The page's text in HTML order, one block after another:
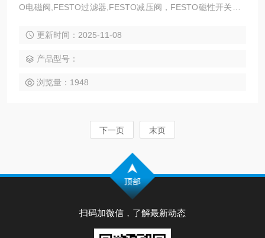
O电磁阀,FESTO过滤器,FESTO减压阀，FESTO磁性开关，F
FESTO流体阀，FESTO马达，FESTO手动阀，FESTO线性滑
STO气动元件,上海FESTO代理——上海天筹
更新时间：2025-11-08
产品型号：
浏览量：1948
下一页 末页
扫码加微信，了解最新动态